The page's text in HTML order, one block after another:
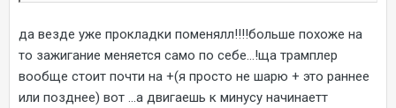
да везде уже прокладки поменялл!!!!больше похоже на
то зажигание меняется само по себе...!ща трамплер
вообще стоит почти на +(я просто не шарю + это раннее
или позднее) вот ...а двигаешь к минусу начинаетт